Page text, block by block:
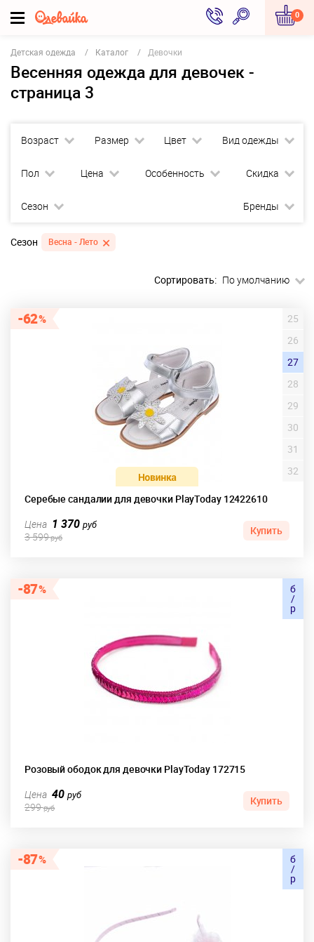
0
Детская одежда Каталог Девочки
Весенняя одежда для девочек -
страница 3
Возраст Размер Цвет Вид одежды
Пол Цена Особенность Скидка
Сезон Бренды
Сезон Весна - Лето
Сортировать: По умолчанию
62
Серебые сандалии для девочки PlayToday 12422610
25
26
27
28
29
30
31
32
Цена 1 370 руб
3 599руб
Купить
87
Розовый ободок для девочки PlayToday 172715
б
/
р
Цена 40руб
299руб
Купить
87 б
/
р